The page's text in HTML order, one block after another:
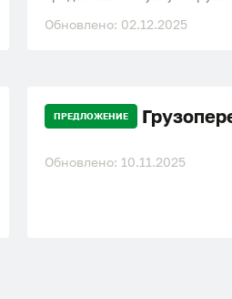
Обновлено: 02.12.2025
ПРЕДЛОЖЕНИЕ
Обновлено: 10.11.2025